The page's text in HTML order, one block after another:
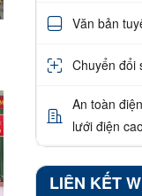
Văn bản
Chuyển đổi
An toàn
lưới điện
LIÊN KẾT